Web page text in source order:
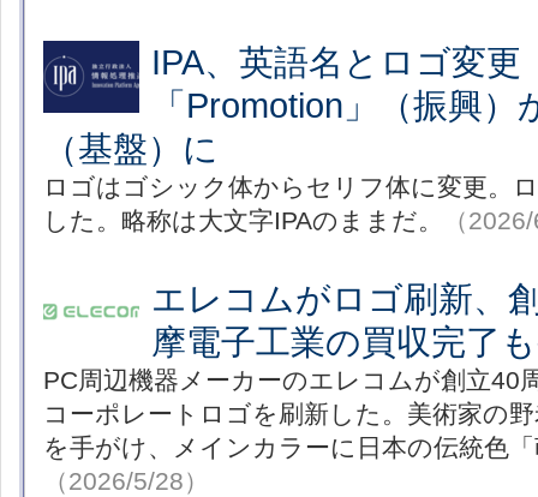
IPA、英語名とロゴ変
「Promotion」（振興
（基盤）に
ロゴはゴシック体からセリフ体に変更。
した。略称は大文字IPAのままだ。
（
エレコムがロゴ刷新、
摩電子工業の買収完了
PC周辺機器メーカーのエレコムが創立40
コーポレートロゴを刷新した。美術家の
を手がけ、メインカラーに日本の伝統色
（2026/5/28）